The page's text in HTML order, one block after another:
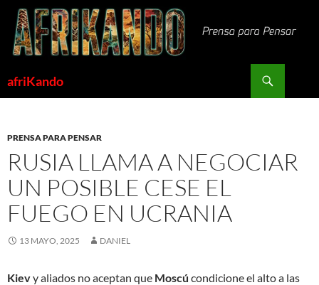
Saltar
contenido
afriKando
PRENSA PARA PENSAR
RUSIA LLAMA A NEGOCIAR
UN POSIBLE CESE EL
FUEGO EN UCRANIA
13 MAYO, 2025 DANIEL
Kievy aliados no aceptan que Moscú condicione el alto a las